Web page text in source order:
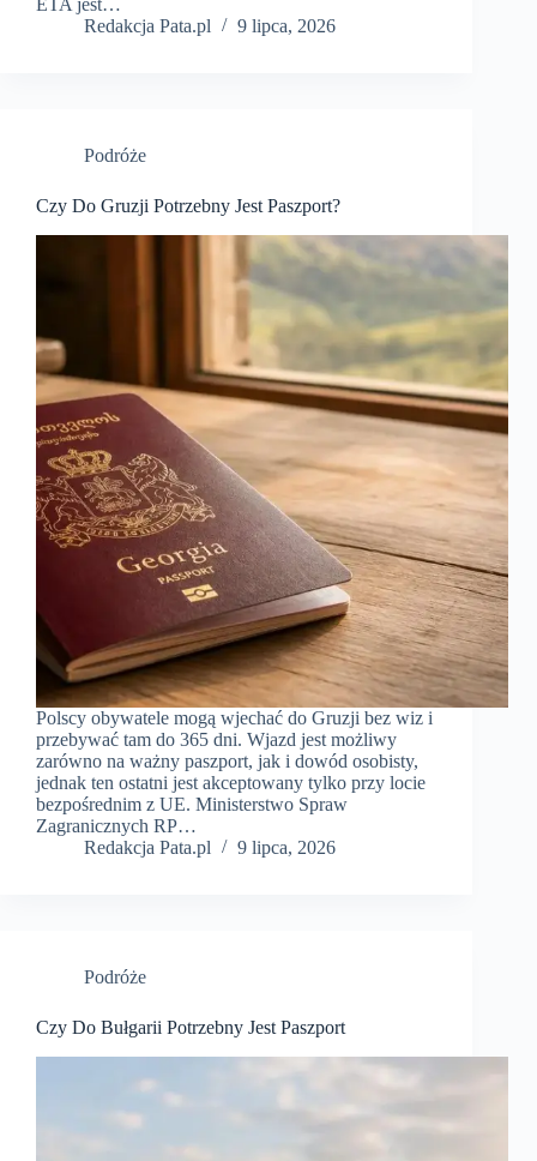
ETA jest…
Redakcja Pata.pl
9 lipca, 2026
Podróże
Czy Do Gruzji Potrzebny Jest Paszport?
Polscy obywatele mogą wjechać do Gruzji bez wiz i
przebywać tam do 365 dni. Wjazd jest możliwy
zarówno na ważny paszport, jak i dowód osobisty,
jednak ten ostatni jest akceptowany tylko przy locie
bezpośrednim z UE. Ministerstwo Spraw
Zagranicznych RP…
Redakcja Pata.pl
9 lipca, 2026
Podróże
Czy Do Bułgarii Potrzebny Jest Paszport